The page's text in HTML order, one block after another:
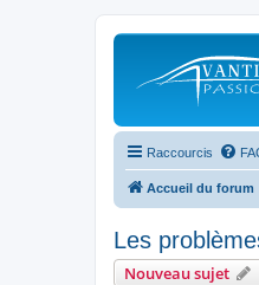
Raccourcis
Accueil du forum
Les
Nouveau sujet